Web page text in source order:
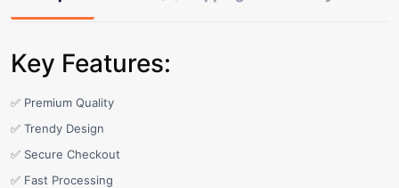
Key Features:
✅ Premium Quality
✅ Trendy Design
✅ Secure Checkout
✅ Fast Processing